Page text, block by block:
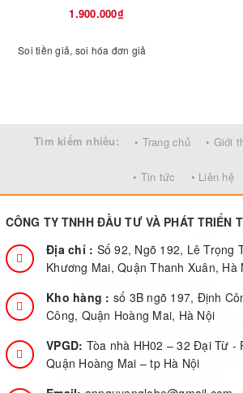
1.900.000₫
Soi tiền giả, soi hóa đơn giả
Tìm kiếm nhiều: • Trang chủ • Giới
• Tin tức • Liên hệ
CÔNG TY TNHH ĐẦU TƯ VÀ PHÁT TRIỂN
Địa chỉ : Số 92, Ngõ 192, Lê Trọng
Khương Mai, Quận Thanh Xuân, Hà
Kho hàng : số 3B ngõ 197, Định
Công, Quận Hoàng Mai, Hà Nội
VPGD: Tòa nhà HH02 – 32 Đại Từ -
Quận Hoàng Mai – tp Hà Nội